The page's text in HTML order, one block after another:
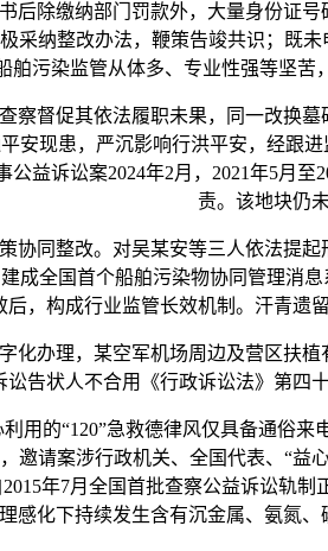
缴纳部门罚款外，大量身份证号
采纳整改办法，鞭策告竣共识；既
舶污染监管从体多、专业性强等坚苦
督促其依法履职未果，同一改换
安现患，严沉影响行洪平安，经跟
益诉讼案2024年2月，2021年5月
责。该地块仍未
同整改。对吴某安等三人依法提起
成全国首个船舶污染物协同管理消
，构成行业监管长效机制。汗青遗
办理，某空军机场周边及营区扶植
告状人不合用《行政诉讼法》第四
的“120”急救德律风仅具备通俗
邀请案涉行政机关、全国代表、“
年7月全国首批查察公益诉讼轨
感化下持续发生含有沉金属、氨氮